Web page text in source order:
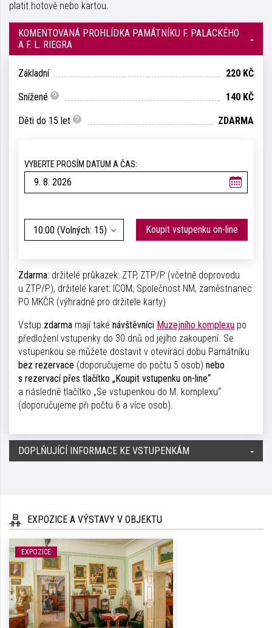
platit hotově nebo kartou.
KOMENTOVANÁ PROHLÍDKA PAMÁTNÍKU F. PALACKÉHO
A F. L. RIEGRA
Základní 220 KČ
Snížené 140 KČ
Děti do 15 let ZDARMA
VYBERTE PROSÍM DATUM A ČAS:
10:00 (Volných: 15) Koupit vstupenku on-line
Zdarma: držitelé průkazek: ZTP, ZTP/P (včetně doprovodu
u ZTP/P), držitelé karet: ICOM, Společnost NM, zaměstnanec
PO MKČR (výhradně pro držitele karty)
Vstup zdarma mají také návštěvníci Muzejního komplexu po
předložení vstupenky do 30 dnů od jejího zakoupení. Se
vstupenkou se můžete dostavit v otevírací dobu Památníku
bez rezervace (doporučujeme do počtu 5 osob) nebo
s rezervací přes tlačítko „Koupit vstupenku on-line“
a následně tlačítko „Se vstupenkou do M. komplexu“
(doporučujeme při počtu 6 a více osob).
DOPLŇUJÍCÍ INFORMACE KE VSTUPENKÁM
EXPOZICE A VÝSTAVY V OBJEKTU
EXPOZICE